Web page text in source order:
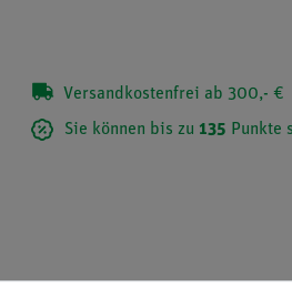
Versandkostenfrei ab 300,- €
Sie können bis zu 135 Punkte